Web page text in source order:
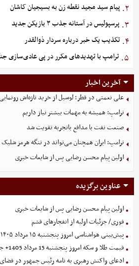
۲. پیام سید مجید نقطه زن به بسیجیان کاشان
۳. پرسپولیس در آستانه جذب ۳ بازیکن جدید
۴. تکذیب یک خبر درباره سردار ذوالقدر
۵. ترامپ با تهدیدهای مکرر در پی عادی‌سازی
آخرین اخبار
علی نعمتی در قطر؛ لوسیل از خرید تازه‌اش
ترامپ: همیشه به مهمات بیشتر نیاز داریم
صنعت نفت با مدافع باتجربه تقویت شد
ترامپ: ایران همچنان می‌تواند در تنگه هرمز
اولین پیام محسن رضایی پس از شایعات خبری
عناوین برگزیده
اولین پیام محسن رضایی پس از شایعات خبری
فوری/ جزئیات اولیه از انفجارهای قشم
پیش‌بینی هواشناسی امروز پنجشنبه ۱۵ مرداد ۱۴۰۵
قیمت طلا و سکه امروز پنجشنبه 15 مرداد 1405+ جدول
ادعای واکنش رهبری به نامه رئیس جمهور در